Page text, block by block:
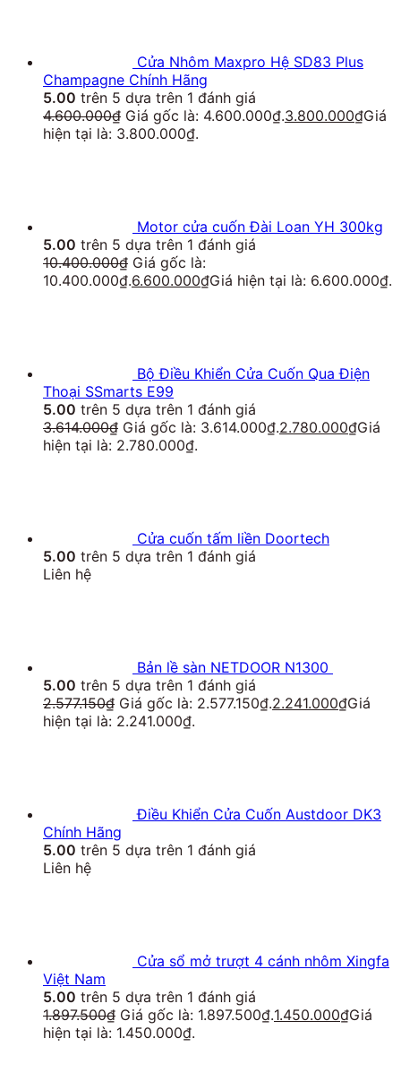
Cửa Nhôm Maxpro Hệ SD83 Plus
Champagne Chính Hãng
5.00 trên 5 dựa trên 1 đánh giá
4.600.000₫ Giá gốc là: 4.600.000₫.3.800.000₫Giá
hiện tại là: 3.800.000₫.
Motor cửa cuốn Đài Loan YH 300kg
5.00 trên 5 dựa trên 1 đánh giá
10.400.000₫ Giá gốc là:
10.400.000₫.6.600.000₫Giá hiện tại là: 6.600.000₫.
Bộ Điều Khiển Cửa Cuốn Qua Điện
Thoại SSmarts E99
5.00 trên 5 dựa trên 1 đánh giá
3.614.000₫ Giá gốc là: 3.614.000₫.2.780.000₫Giá
hiện tại là: 2.780.000₫.
Cửa cuốn tấm liền Doortech
5.00 trên 5 dựa trên 1 đánh giá
Liên hệ
Bản lề sàn NETDOOR N1300
5.00 trên 5 dựa trên 1 đánh giá
2.577.150₫ Giá gốc là: 2.577.150₫.2.241.000₫Giá
hiện tại là: 2.241.000₫.
Điều Khiển Cửa Cuốn Austdoor DK3
Chính Hãng
5.00 trên 5 dựa trên 1 đánh giá
Liên hệ
Cửa sổ mở trượt 4 cánh nhôm Xingfa
Việt Nam
5.00 trên 5 dựa trên 1 đánh giá
1.897.500₫ Giá gốc là: 1.897.500₫.1.450.000₫Giá
hiện tại là: 1.450.000₫.